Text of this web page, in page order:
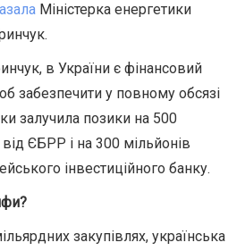
Міністерка енергетики
в України є фінансовий
забезпечити у повному обсязі
залучила позики на 500
ЄБРР і на 300 мільйонів
інвестиційного банку.
закупівлях, українська